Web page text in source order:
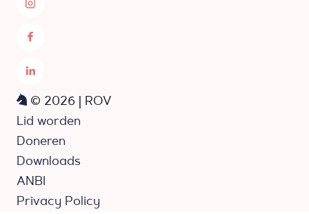
© 2026 | ROV
Lid worden
Doneren
Downloads
ANBI
Privacy Policy